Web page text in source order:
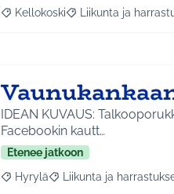
Rajaa tulokset aihepiirin mukaan:
Kellokoski Rajaa tulokset
Liikunta ja
IDEAN KUVAUS:
Facebookin kautt…
Etenee jatkoon
Rajaa tulokset aihepiirin mukaan:
Hyrylä Rajaa tulokset teeman
Liikunta ja